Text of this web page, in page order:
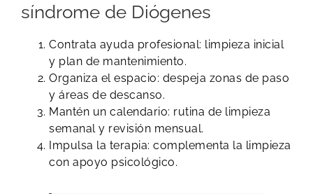
síndrome de Diógenes
Contrata ayuda profesional: limpieza inicial
y plan de mantenimiento.
Organiza el espacio: despeja zonas de paso
y áreas de descanso.
Mantén un calendario: rutina de limpieza
semanal y revisión mensual.
Impulsa la terapia: complementa la limpieza
con apoyo psicológico.